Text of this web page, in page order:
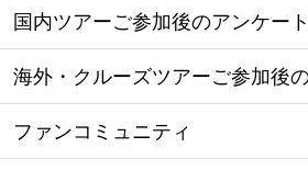
国内ツアーご参加後のアンケート
海外・クルーズツアーご参加後
ファンコミュニティ